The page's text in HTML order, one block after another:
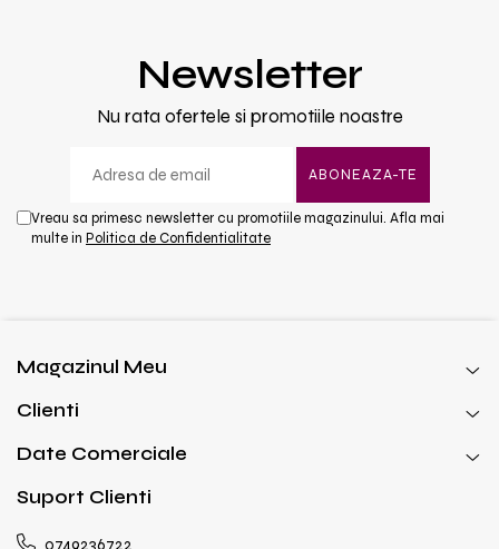
Newsletter
Nu rata ofertele si promotiile noastre
Vreau sa primesc newsletter cu promotiile magazinului. Afla mai
multe in Politica de Confidentialitate
Magazinul Meu
Clienti
Date Comerciale
Suport Clienti
0749236722